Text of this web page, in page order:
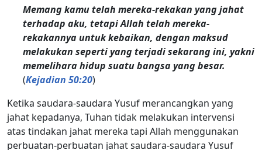
Memang kamu telah mereka-rekakan yang jahat
terhadap aku, tetapi Allah telah mereka-
rekakannya untuk kebaikan, dengan maksud
melakukan seperti yang terjadi sekarang ini, yakni
memelihara hidup suatu bangsa yang besar.
(Kejadian 50:20)
Ketika saudara-saudara Yusuf merancangkan yang
jahat kepadanya, Tuhan tidak melakukan intervensi
atas tindakan jahat mereka tapi Allah menggunakan
perbuatan-perbuatan jahat saudara-saudara Yusuf